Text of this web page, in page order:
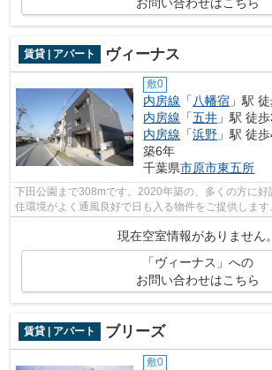
賃貸 | アパート ヴィーナス
敷0
内房線 「八幡宿 」駅
内房線 「五井 」駅 徒
内房線 「浜野 」駅 徒
築6年
千葉県市原市東五所
下田公園まで308mです。2020年築の、多くの方に好
住環境がよく通風良好で日も入る物件をご提供しま
現在空室情報がありません。
「ヴィーナス」への
お問い合わせはこちら
賃貸 | アパート ブリーズ
敷0